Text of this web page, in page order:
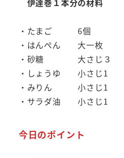
伊達巻１本分の材料
・たまご 6個
・はんぺん 大一枚
・砂糖 大さじ３
・しょうゆ 小さじ1
・みりん 小さじ1
・サラダ油 小さじ1
今日のポイント